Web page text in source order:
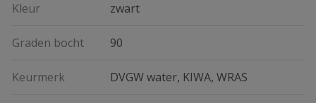
Kleur zwart
Graden bocht 90
Keurmerk DVGW water, KIWA, WRAS